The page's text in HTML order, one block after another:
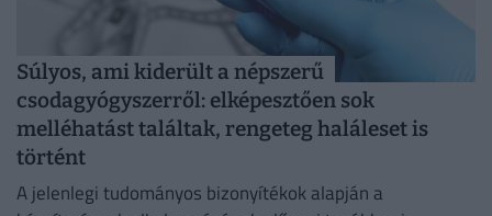
Súlyos, ami kiderült a népszerű
csodagyógyszerről: elképesztően sok
melléhatást találtak, rengeteg haláleset is
történt
A jelenlegi tudományos bizonyítékok alapján a